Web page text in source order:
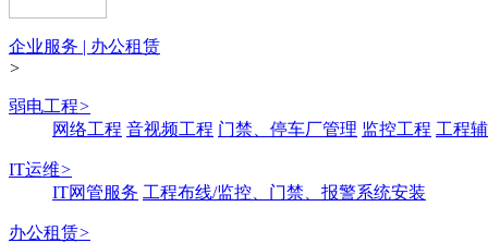
企业服务 | 办公租赁
>
弱电工程>
网络工程 音视频工程 门禁、停车厂管理 监控工程 工程
IT运维>
IT网管服务 工程布线/监控、门禁、报警系统安装
办公租赁>